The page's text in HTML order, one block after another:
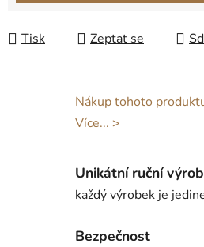
Tisk Zeptat se
Nákup tohoto
Více... >
Unikátní ruční
každý výrobek je
Bezpečnost